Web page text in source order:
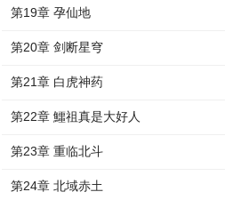
第19章 孕仙地
第20章 剑断星穹
第21章 白虎神药
第22章 鱷祖真是大好人
第23章 重临北斗
第24章 北域赤土